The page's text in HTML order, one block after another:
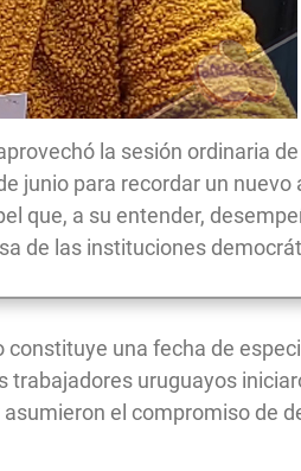
la sesión ordinaria
junio para recordar un nuevo
que, a su entender,
de las instituciones
una fecha de
trabajadores uruguayos
el compromiso de